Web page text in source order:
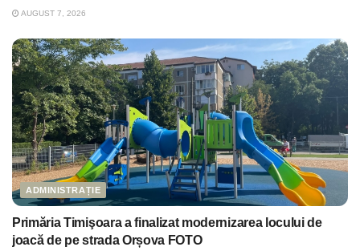
AUGUST 7, 2026
ADMINISTRAȚIE
Primăria Timişoara a finalizat modernizarea locului de
joacă de pe strada Orșova FOTO